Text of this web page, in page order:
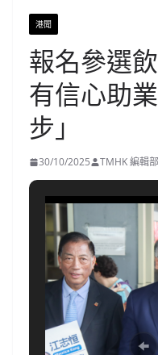
港聞
報名參選
有信心助
步」
30/10/2025 TMHK 編輯部